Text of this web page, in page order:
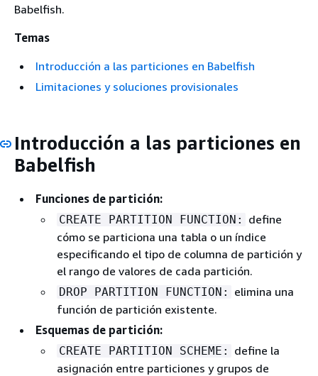
Babelfish.
Temas
Introducción a las particiones en Babelfish
Limitaciones y soluciones provisionales
Introducción a las particiones en
Babelfish
Funciones de partición:
CREATE PARTITION FUNCTION:
define
cómo se particiona una tabla o un índice
especificando el tipo de columna de partición y
el rango de valores de cada partición.
DROP PARTITION FUNCTION:
elimina una
función de partición existente.
Esquemas de partición:
CREATE PARTITION SCHEME:
define la
asignación entre particiones y grupos de